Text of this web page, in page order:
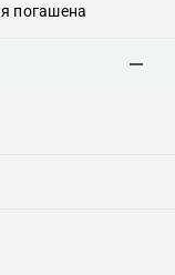
погашена